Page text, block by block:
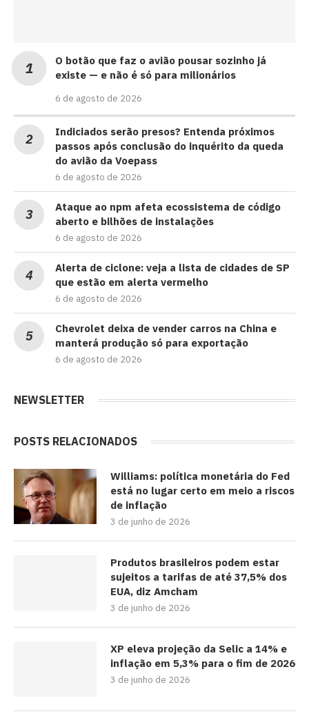
O botão que faz o avião pousar sozinho já
existe — e não é só para milionários
6 de agosto de 2026
Indiciados serão presos? Entenda próximos
passos após conclusão do inquérito da queda
do avião da Voepass
6 de agosto de 2026
Ataque ao npm afeta ecossistema de código
aberto e bilhões de instalações
6 de agosto de 2026
Alerta de ciclone: veja a lista de cidades de SP
que estão em alerta vermelho
6 de agosto de 2026
Chevrolet deixa de vender carros na China e
manterá produção só para exportação
6 de agosto de 2026
NEWSLETTER
POSTS RELACIONADOS
Williams: política monetária do Fed
está no lugar certo em meio a riscos
de inflação
3 de junho de 2026
Produtos brasileiros podem estar
sujeitos a tarifas de até 37,5% dos
EUA, diz Amcham
3 de junho de 2026
XP eleva projeção da Selic a 14% e
inflação em 5,3% para o fim de 2026
3 de junho de 2026